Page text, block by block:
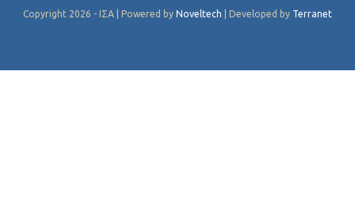
Copyright 2026 - ΙΣΑ | Powered by Noveltech | Developed by Terranet